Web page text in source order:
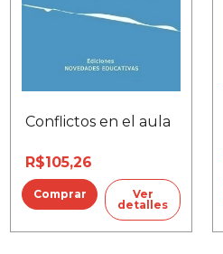
Conflictos en el aula
R$105,26
Ver
detalles